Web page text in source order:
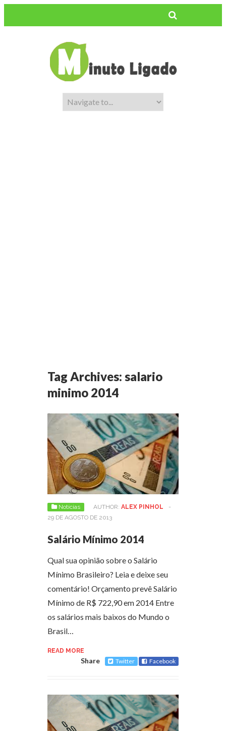
Tag Archives: salario
minimo 2014
Notícias AUTHOR: ALEX PINHOL
-
29 DE AGOSTO DE 2013
Salário Mínimo 2014
Qual sua opinião sobre o Salário
Mínimo Brasileiro? Leia e deixe seu
comentário! Orçamento prevê Salário
Mínimo de R$ 722,90 em 2014 Entre
os salários mais baixos do Mundo o
Brasil…
READ MORE
Share Twitter Facebook